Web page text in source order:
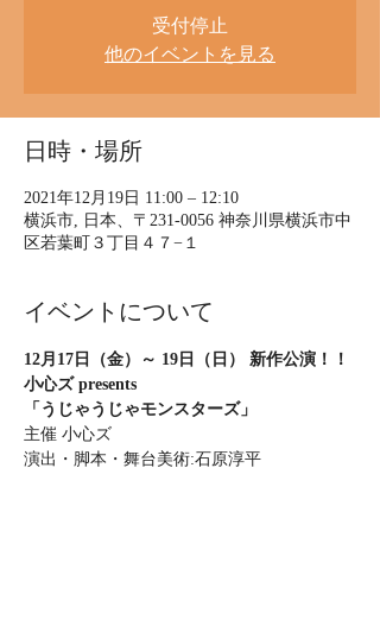
受付停止
他のイベントを見る
日時・場所
2021年12月19日 11:00 – 12:10
横浜市, 日本、〒231-0056 神奈川県横浜市中
区若葉町３丁目４７−１
イベントについて
12月17日（金）～ 19日（日） 新作公演！！
小心ズ presents
「うじゃうじゃモンスターズ」
主催 小心ズ
演出・脚本・舞台美術:石原淳平